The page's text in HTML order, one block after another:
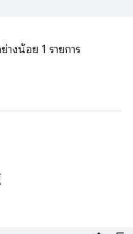
างน้อย 1 รายการ